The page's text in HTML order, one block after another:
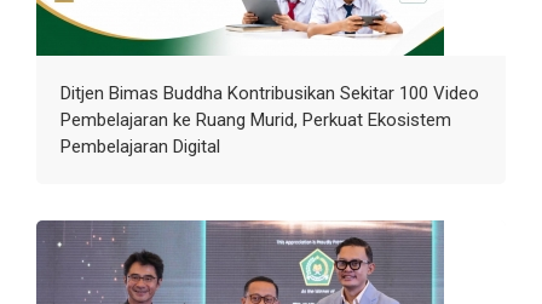
Ditjen Bimas Buddha Kontribusikan Sekitar 100 Video
Pembelajaran ke Ruang Murid, Perkuat Ekosistem
Pembelajaran Digital